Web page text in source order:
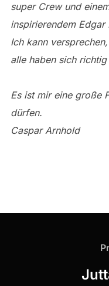
super Crew und
inspirierendem Edgar
Ich kann
alle haben sich
Es ist mir eine große
dürfen.
Caspar Arnhold